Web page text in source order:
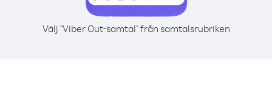
Välj "Viber Out-samtal" från samtalsrubriken